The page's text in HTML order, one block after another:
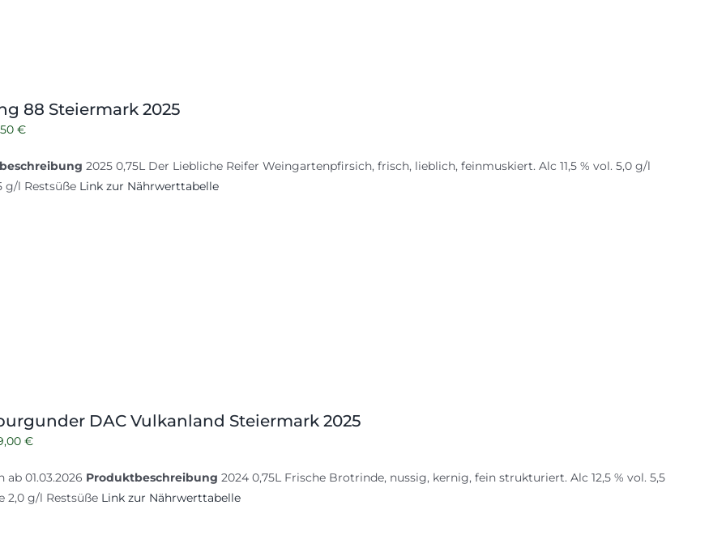
88 Steiermark 2025
€
€Aktueller
ist:
8,50 €.
2025 0,75L Der Liebliche Reifer Weingartenpfirsich, frisch, lieblich, feinmuskiert. Alc 11,5 % vol. 5,0 g/l
g/l Restsüße Link zur Nährwerttabelle
DAC Vulkanland Steiermark 2025
€
€Aktueller
ist:
9,00 €.
ab 01.03.2026 Produktbeschreibung 2024 0,75L Frische Brotrinde, nussig, kernig, fein strukturiert. Alc 12,5 % vol. 5,5
2,0 g/l Restsüße Link zur Nährwerttabelle